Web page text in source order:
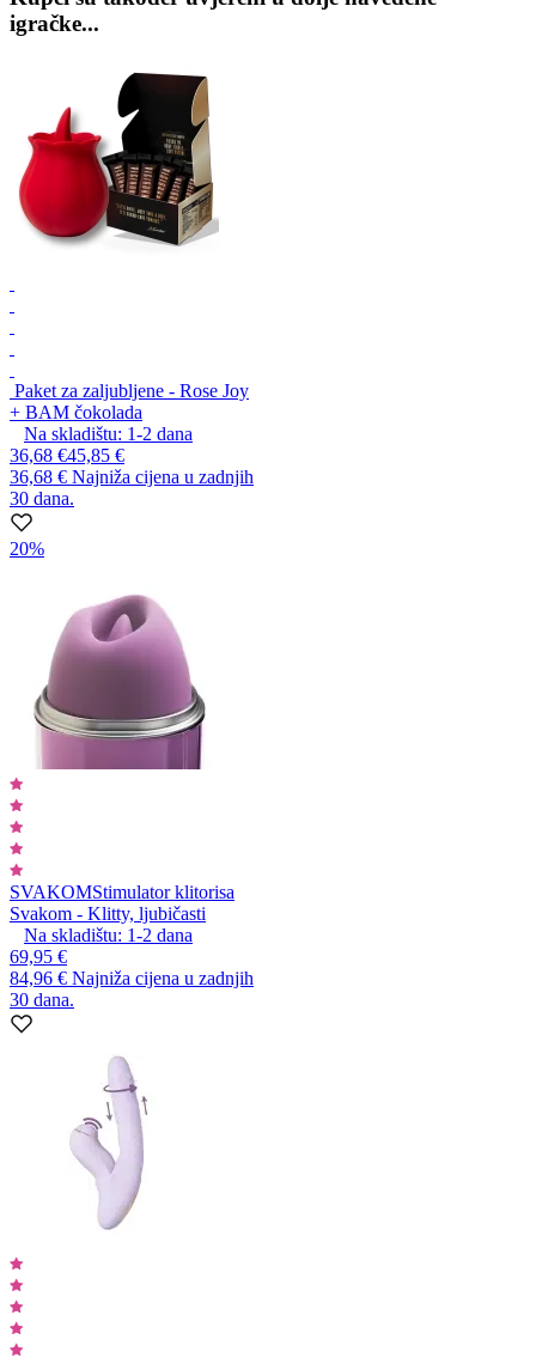
igračke...
Paket za zaljubljene - Rose Joy
+ BAM čokolada
Na skladištu: 1-2 dana
36,68 €45,85 €
36,68 € Najniža cijena u zadnjih
30 dana.
20%
SVAKOMStimulator klitorisa
Svakom - Klitty, ljubičasti
Na skladištu: 1-2 dana
69,95 €
84,96 € Najniža cijena u zadnjih
30 dana.